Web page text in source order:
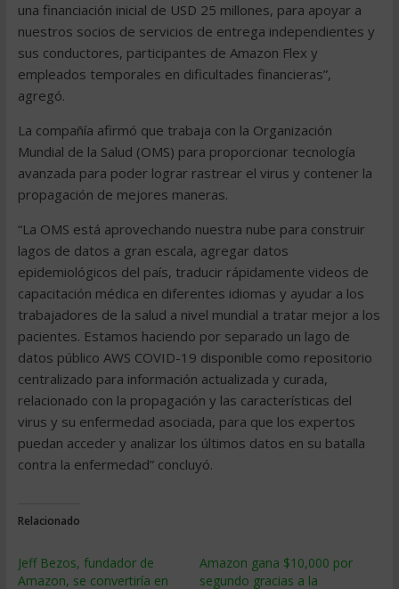
una financiación inicial de USD 25 millones, para apoyar a
nuestros socios de servicios de entrega independientes y
sus conductores, participantes de Amazon Flex y
empleados temporales en dificultades financieras”,
agregó.
La compañía afirmó que trabaja con la Organización
Mundial de la Salud (OMS) para proporcionar tecnología
avanzada para poder lograr rastrear el virus y contener la
propagación de mejores maneras.
“La OMS está aprovechando nuestra nube para construir
lagos de datos a gran escala, agregar datos
epidemiológicos del país, traducir rápidamente videos de
capacitación médica en diferentes idiomas y ayudar a los
trabajadores de la salud a nivel mundial a tratar mejor a los
pacientes. Estamos haciendo por separado un lago de
datos público AWS COVID-19 disponible como repositorio
centralizado para información actualizada y curada,
relacionado con la propagación y las características del
virus y su enfermedad asociada, para que los expertos
puedan acceder y analizar los últimos datos en su batalla
contra la enfermedad” concluyó.
Relacionado
Jeff Bezos, fundador de
Amazon, se convertiría en
Amazon gana $10,000 por
segundo gracias a la